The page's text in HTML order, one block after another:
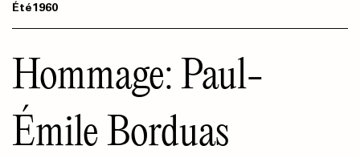
Été1960
Hommage: Paul-
Émile Borduas